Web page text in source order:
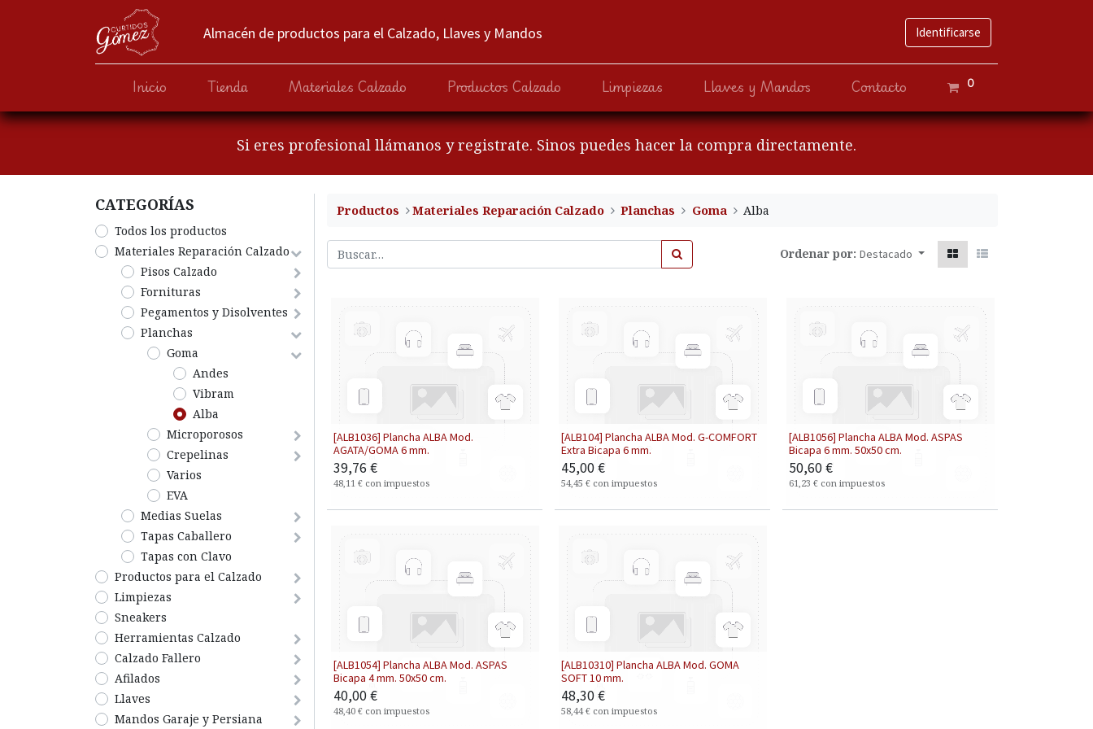
Almacén de productos para el Calzado, Llaves y Mandos Identificarse
Inicio Tienda Materiales Calzado Productos Calzado Limpiezas Llaves y Mandos Contacto 0
Si eres profesional llámanos y registrate. Sinos puedes hacer la compra directamente.
CATEGORÍA​S
Todos los productos
​Materiales Reparación Calzado
​Pisos Calzado
Fornituras
Pegamentos y Disolventes
Planchas
Goma
Andes
Vibram
Alba
Microporosos
Crepelinas
Varios
EVA
Medias Suelas
Tapas Caballero
Tapas con Clavo
​Productos para el Calzado
​Limpiezas
Sneakers
Herramientas Calzado
​​​​​​​Calzado Fallero
Afilados
Llaves
Mandos Garaje y Persiana
Productos ​Materiales Reparación Calzado Planchas Goma Alba
Ordenar por: Destacado
[ALB1036] Plancha ALBA Mod.
AGATA/GOMA 6 mm.
39,76€
48,11 € con impuestos
[ALB104] Plancha ALBA Mod. G-COMFORT
Extra Bicapa 6 mm.
45,00€
54,45 € con impuestos
[ALB1056] Plancha ALBA Mod. ASPAS
Bicapa 6 mm. 50x50 cm.
50,60€
61,23 € con impuestos
[ALB1054] Plancha ALBA Mod. ASPAS
Bicapa 4 mm. 50x50 cm.
40,00€
48,40 € con impuestos
[ALB10310] Plancha ALBA Mod. GOMA
SOFT 10 mm.
48,30€
58,44€ con impuestos